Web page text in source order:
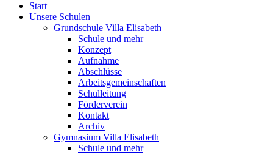
Start
Unsere Schulen
Grundschule Villa Elisabeth
Schule und mehr
Konzept
Aufnahme
Abschlüsse
Arbeitsgemeinschaften
Schulleitung
Förderverein
Kontakt
Archiv
Gymnasium Villa Elisabeth
Schule und mehr